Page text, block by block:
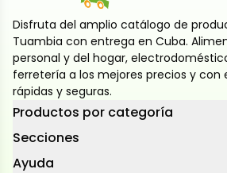
Disfruta del amplio catálogo de
Tuambia con entrega en Cuba.
personal y del hogar,
ferretería a los mejores precios y con
rápidas y seguras.
Productos por categoría
Secciones
Ayuda